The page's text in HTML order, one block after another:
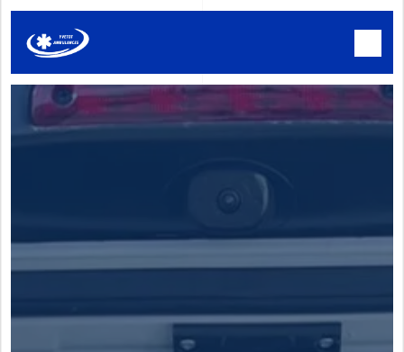
Panneau de gestion des cookies